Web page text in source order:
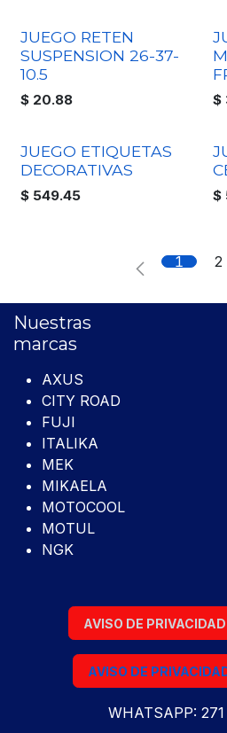
JUEGO RETEN
SUSPENSION 26-37-
10.5
$ 20.88 $
JUEGO ETIQUETAS
DECORATIVAS
$ 549.45 $
1 2
Nuestras
marcas
AXUS
CITY ROAD
FUJI
ITALIKA
MEK
MIKAELA
MOTOCOOL
MOTUL
NGK
AVISO DE
AVISO DE
WHATSAPP: